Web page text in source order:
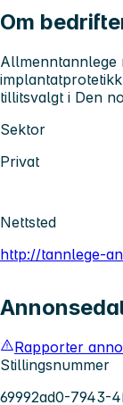
Om
Allmenntannlege
tillitsvalgt i Den
Sektor
Privat
Nettsted
http://tannlege-
Rapporter
Stillingsnummer
69992ad0-7943-